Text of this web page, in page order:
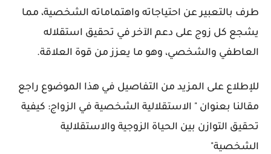
طرف بالتعبير عن احتياجاته واهتماماته الشخصية، مما
يشجع كل زوج على دعم الآخر في تحقيق استقلاله
العاطفي والشخصي، وهو ما يعزز من قوة العلاقة.
للإطلاع على المزيد من التفاصيل في هذا الموضوع راجع
مقالنا بعنوان " الاستقلالية الشخصية في الزواج: كيفية
تحقيق التوازن بين الحياة الزوجية والاستقلالية
الشخصية"